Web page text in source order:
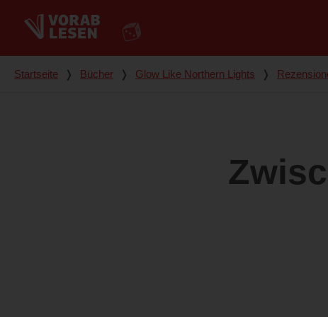
Du bist hier
Startseite ❭ Bücher ❭ Glow Like Northern Lights ❭